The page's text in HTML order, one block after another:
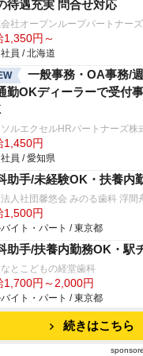
待遇充実 問合せ対応
社オープンループパートナーズ
1,350円～
員 / 北海道
一般事務・OA事務/
勤OKディーラーで受付
ルエクセルHRパートナーズ株
1,450円
員 / 愛知県
助手/未経験OK・扶養内
人社団馨悠会 みのる歯科 浮間
1,500円
イト・パート / 東京都
助手/扶養内勤務OK・駅
とこどもの経堂歯科
1,700円～2,000円
イト・パート / 東京都
続きはこちら